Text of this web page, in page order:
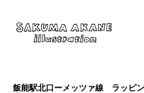
飯能駅北口ーメッツァ線　ラッピ